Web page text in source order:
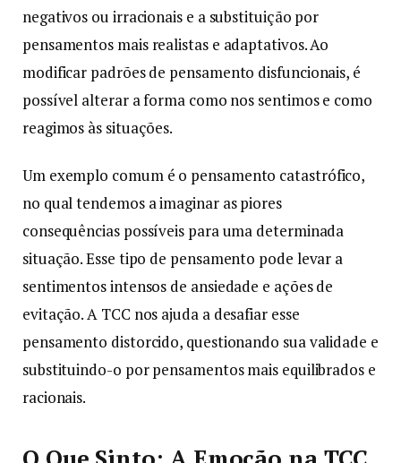
negativos ou irracionais e a substituição por
pensamentos mais realistas e adaptativos. Ao
modificar padrões de pensamento disfuncionais, é
possível alterar a forma como nos sentimos e como
reagimos às situações.
Um exemplo comum é o pensamento catastrófico,
no qual tendemos a imaginar as piores
consequências possíveis para uma determinada
situação. Esse tipo de pensamento pode levar a
sentimentos intensos de ansiedade e ações de
evitação. A TCC nos ajuda a desafiar esse
pensamento distorcido, questionando sua validade e
substituindo-o por pensamentos mais equilibrados e
racionais.